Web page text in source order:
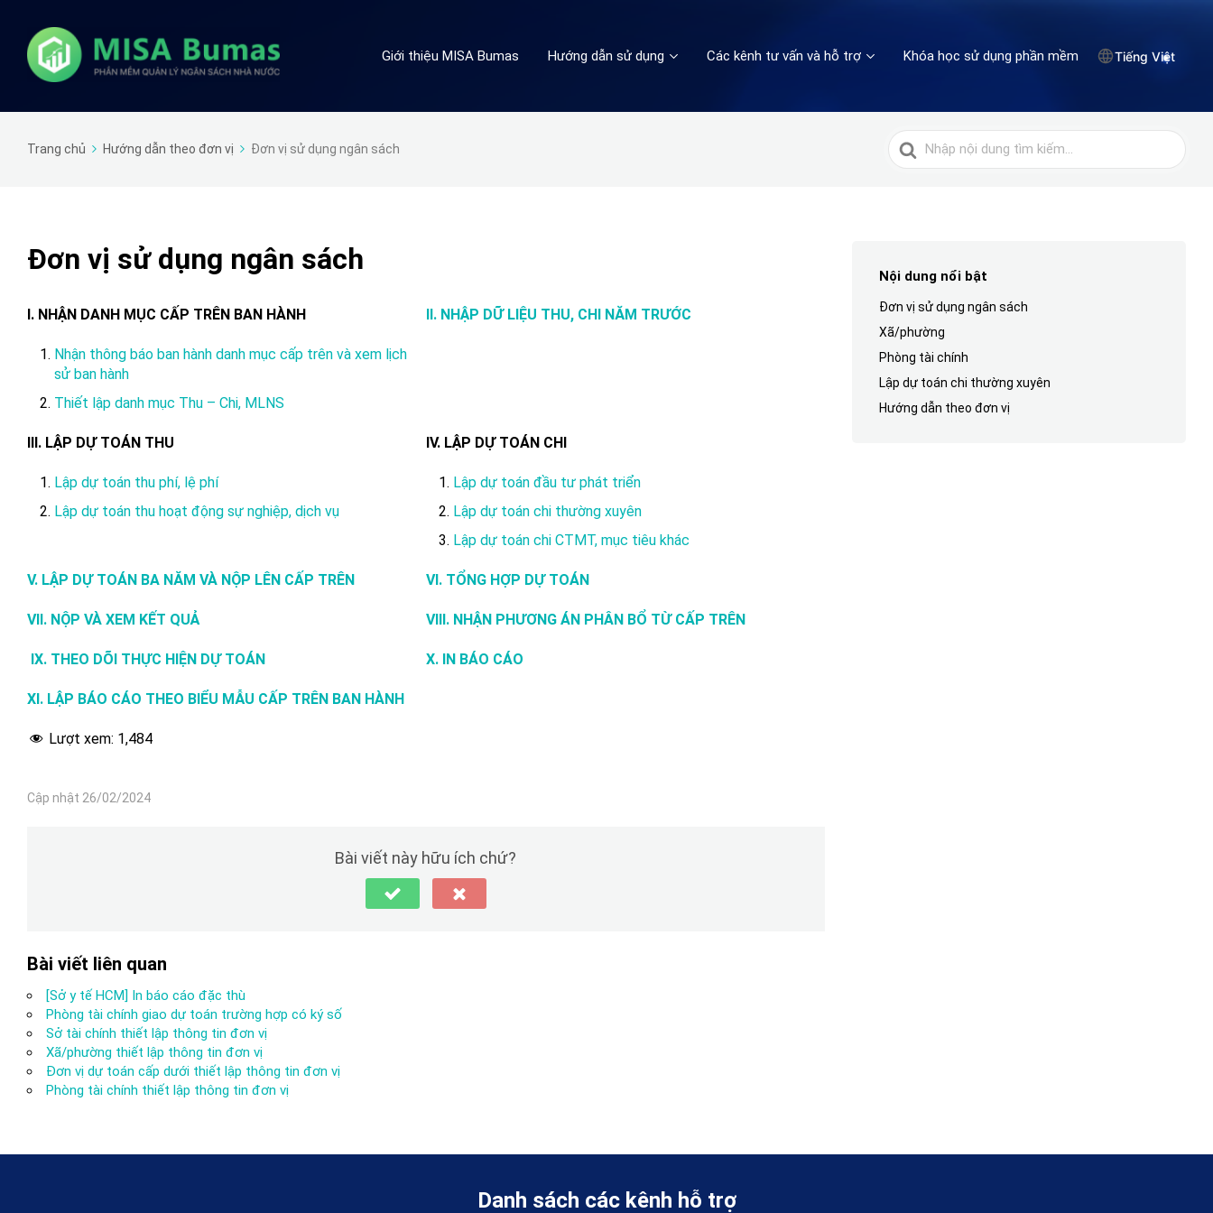
Giới thiệu MISA Bumas Hướng dẫn sử dụng Các kênh tư vấn và hỗ trợ Khóa học sử dụng phần mềm Tiếng Việt
Trang chủ Hướng dẫn theo đơn vị Đơn vị sử dụng ngân sách
Tìm
kiếm
Đơn vị sử dụng ngân sách
I. NHẬN DANH MỤC CẤP TRÊN BAN HÀNH
Nhận thông báo ban hành danh mục cấp trên và xem lịch
sử ban hành
Thiết lập danh mục Thu – Chi, MLNS
II. NHẬP DỮ LIỆU THU, CHI NĂM TRƯỚC
III. LẬP DỰ TOÁN THU
Lập dự toán thu phí, lệ phí
Lập dự toán thu hoạt động sự nghiệp, dịch vụ
IV. LẬP DỰ TOÁN CHI
Lập dự toán đầu tư phát triển
Lập dự toán chi thường xuyên
Lập dự toán chi CTMT, mục tiêu khác
V. LẬP DỰ TOÁN BA NĂM VÀ NỘP LÊN CẤP TRÊN
VII. NỘP VÀ XEM KẾT QUẢ
IX. THEO DÕI THỰC HIỆN DỰ TOÁN
XI. LẬP BÁO CÁO THEO BIỂU MẪU CẤP TRÊN BAN HÀNH
VI. TỔNG HỢP DỰ TOÁN
VIII. NHẬN PHƯƠNG ÁN PHÂN BỔ TỪ CẤP TRÊN
X. IN BÁO CÁO
Lượt xem: 1,484
Cập nhật 26/02/2024
Bài viết này hữu ích chứ?
Bài viết liên quan
[Sở y tế HCM] In báo cáo đặc thù
Phòng tài chính giao dự toán trường hợp có ký số
Sở tài chính thiết lập thông tin đơn vị
Xã/phường thiết lập thông tin đơn vị
Đơn vị dự toán cấp dưới thiết lập thông tin đơn vị
Phòng tài chính thiết lập thông tin đơn vị
Nội dung nổi bật
Đơn vị sử dụng ngân sách
Xã/phường
Phòng tài chính
Lập dự toán chi thường xuyên
Hướng dẫn theo đơn vị
Danh sách các kênh hỗ trợ